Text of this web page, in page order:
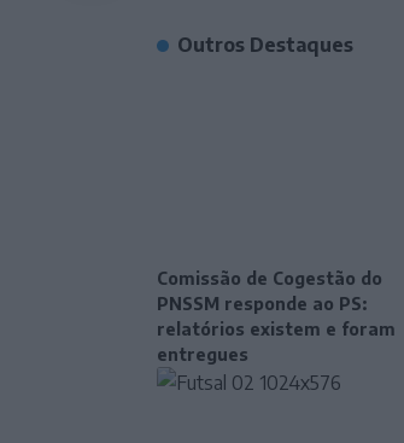
Outros Destaques
Comissão de Cogestão do
PNSSM responde ao PS:
relatórios existem e foram
entregues